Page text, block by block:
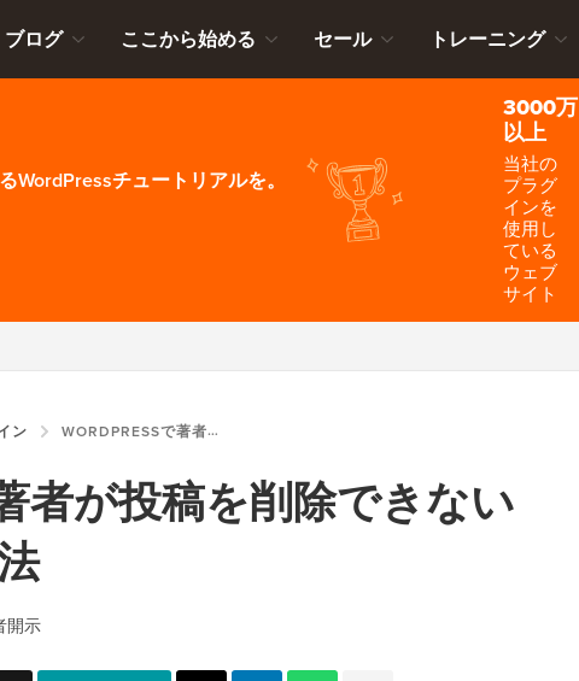
ブログ ここから始める セール トレーニング
チュートリアルを。
3000万
以上
当社の
プラグ
インを
使用し
ている
ウェブ
サイト
ン WORDPRESSで著者が投稿を削除できないようにする方法
者が投稿を削除できない
開示